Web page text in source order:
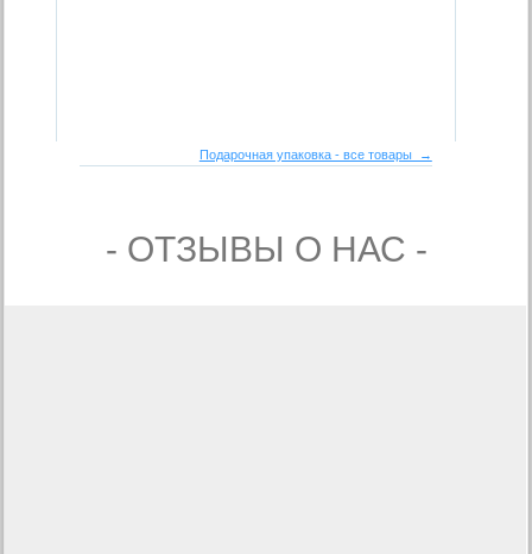
Подарочная упаковка - все товары →
- ОТЗЫВЫ О НАС -